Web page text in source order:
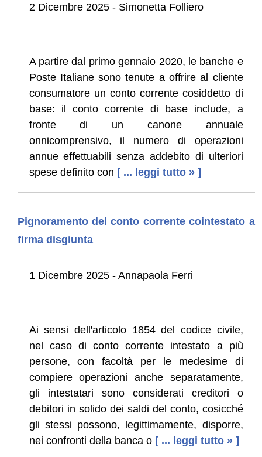
2 Dicembre 2025 - Simonetta Folliero
A partire dal primo gennaio 2020, le banche e
Poste Italiane sono tenute a offrire al cliente
consumatore un conto corrente cosiddetto di
base: il conto corrente di base include, a
fronte di un canone annuale
onnicomprensivo, il numero di operazioni
annue effettuabili senza addebito di ulteriori
spese definito con [ ... leggi tutto » ]
Pignoramento del conto corrente cointestato a
firma disgiunta
1 Dicembre 2025 - Annapaola Ferri
Ai sensi dell'articolo 1854 del codice civile,
nel caso di conto corrente intestato a più
persone, con facoltà per le medesime di
compiere operazioni anche separatamente,
gli intestatari sono considerati creditori o
debitori in solido dei saldi del conto, cosicché
gli stessi possono, legittimamente, disporre,
nei confronti della banca o [ ... leggi tutto » ]